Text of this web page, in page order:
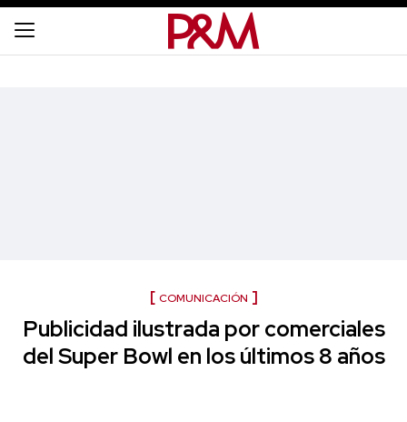
COMUNICACIÓN
Publicidad ilustrada por comerciales
del Super Bowl en los últimos 8 años